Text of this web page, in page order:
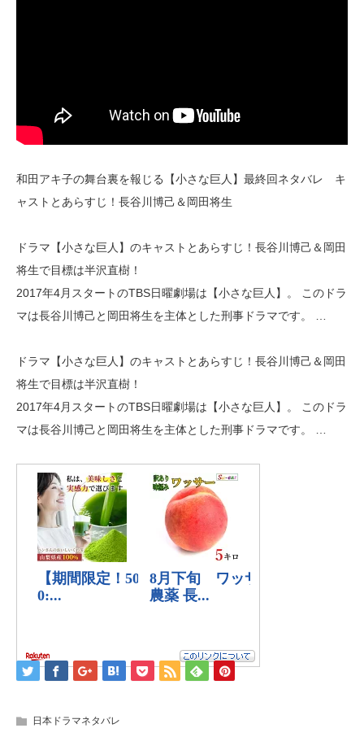
和田アキ子の舞台裏を報じる【小さな巨人】最終回ネタバレ キ
ャストとあらすじ！長谷川博己＆岡田将生
ドラマ【小さな巨人】のキャストとあらすじ！長谷川博己＆岡田
将生で目標は半沢直樹！
2017年4月スタートのTBS日曜劇場は【小さな巨人】。 このドラ
マは長谷川博己と岡田将生を主体とした刑事ドラマです。 …
ドラマ【小さな巨人】のキャストとあらすじ！長谷川博己＆岡田
将生で目標は半沢直樹！
2017年4月スタートのTBS日曜劇場は【小さな巨人】。 このドラ
マは長谷川博己と岡田将生を主体とした刑事ドラマです。 …
日本ドラマネタバレ